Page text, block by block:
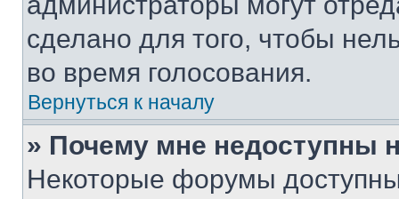
сделано для того, чтобы
во время голосования.
Вернуться к началу
» Почему мне недоступны
Некоторые форумы